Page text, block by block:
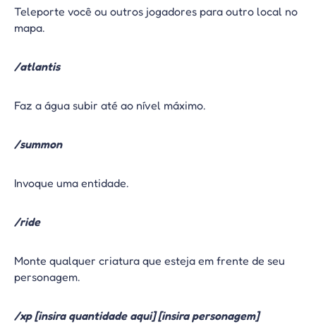
Teleporte você ou outros jogadores para outro local no
mapa.
/atlantis
Faz a água subir até ao nível máximo.
/summon
Invoque uma entidade.
/ride
Monte qualquer criatura que esteja em frente de seu
personagem.
/xp [insira quantidade aqui] [insira personagem]